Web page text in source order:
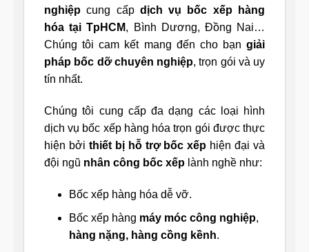
nghiệp cung cấp dịch vụ bốc xếp hàng
hóa tại TpHCM, Bình Dương, Đồng Nai…
Chúng tôi cam kết mang đến cho bạn giải
pháp bốc dỡ chuyên nghiệp, trọn gói và uy
tín nhất.
Chúng tôi cung cấp đa dạng các loại hình
dịch vụ bốc xếp hàng hóa trọn gói được thực
hiện bởi thiết bị hỗ trợ bốc xếp hiện đại và
đội ngũ nhân công bốc xếp lành nghề như:
Bốc xếp hàng hóa dễ vỡ.
Bốc xếp hàng máy móc công nghiệp,
hàng nặng, hàng cồng kềnh.